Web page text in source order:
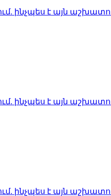
ինչպես է այն
ինչպես է այն
ինչպես է այն